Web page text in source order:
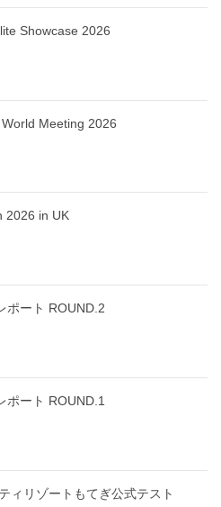
Showcase 2026
Meeting 2026
2026 in UK
ポート ROUND.2
ポート ROUND.1
ィリゾートもてぎ公式テスト